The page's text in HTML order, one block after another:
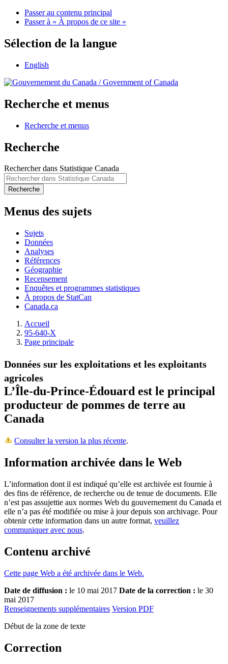
Passer au contenu principal
Passer à « À propos de ce site »
Sélection de la langue
English
/Government of Canada
Recherche et menus
Recherche et menus
Recherche
Rechercher dans Statistique Canada
Recherche
Menus des sujets
Sujets
Données
Analyses
Références
Géographie
Recensement
Enquêtes et programmes statistiques
À propos de StatCan
Canada.ca
Accueil
95-640-X
Page principale
Données sur les exploitations et les exploitants
agricoles
L’Île-du-Prince-Édouard est le principal
producteur de pommes de terre au
Canada
Consulter la version la plus récente.
Information archivée dans le Web
L’information dont il est indiqué qu’elle est archivée est fournie à
des fins de référence, de recherche ou de tenue de documents. Elle
n’est pas assujettie aux normes Web du gouvernement du Canada et
elle n’a pas été modifiée ou mise à jour depuis son archivage. Pour
obtenir cette information dans un autre format, veuillez
communiquer avec nous.
Contenu archivé
Cette page Web a été archivée dans le Web.
Date de diffusion : le 10 mai 2017 Date de la correction : le 30
mai 2017
Renseignements supplémentaires Version PDF
Début de la zone de texte
Correction